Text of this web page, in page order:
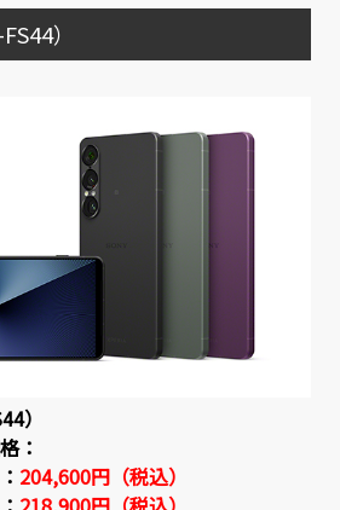
）
）
：
204,600円（税込）